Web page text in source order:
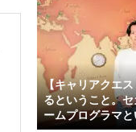
【キャリアクエ
るということ。
ームプログラマ